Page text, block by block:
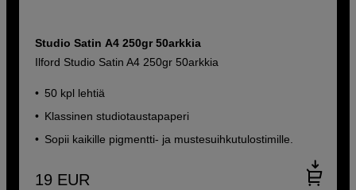
Studio Satin A4 250gr 50arkkia
Ilford Studio Satin A4 250gr 50arkkia
50 kpl lehtiä
Klassinen studiotaustapaperi
Sopii kaikille pigmentti- ja mustesuihkutulostimille.
19 EUR